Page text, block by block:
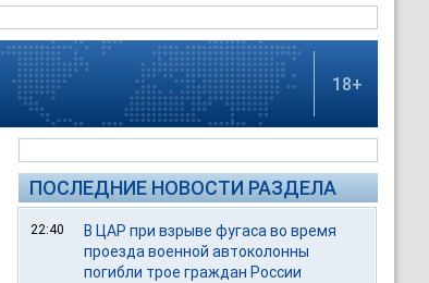
18+
ПОСЛЕДНИЕ НОВОСТИ РАЗДЕЛА
22:40
В ЦАР при взрыве фугаса во время
проезда военной автоколонны
погибли трое граждан России